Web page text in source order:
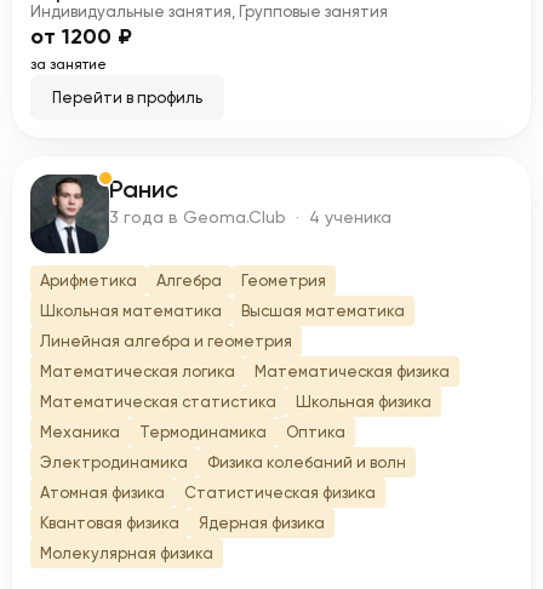
Индивидуальные занятия, Групповые занятия
от 1200 ₽
за занятие
Перейти в профиль
Р Ранис
3 года в Geoma.Club · 4 ученика
Арифметика Алгебра
Геометрия
Школьная математика
Высшая математика
Линейная алгебра и геометрия
Математическая логика
Математическая физика
Математическая статистика
Школьная физика
Механика
Термодинамика
Оптика
Электродинамика
Физика колебаний и волн
Атомная физика
Статистическая физика
Квантовая физика
Ядерная физика
Молекулярная физика